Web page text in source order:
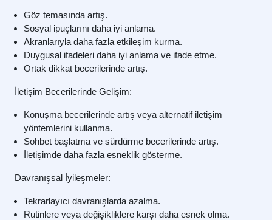
Göz temasında artış.
Sosyal ipuçlarını daha iyi anlama.
Akranlarıyla daha fazla etkileşim kurma.
Duygusal ifadeleri daha iyi anlama ve ifade etme.
Ortak dikkat becerilerinde artış.
İletişim Becerilerinde Gelişim:
Konuşma becerilerinde artış veya alternatif iletişim
yöntemlerini kullanma.
Sohbet başlatma ve sürdürme becerilerinde artış.
İletişimde daha fazla esneklik gösterme.
Davranışsal İyileşmeler:
Tekrarlayıcı davranışlarda azalma.
Rutinlere veya değişikliklere karşı daha esnek olma.